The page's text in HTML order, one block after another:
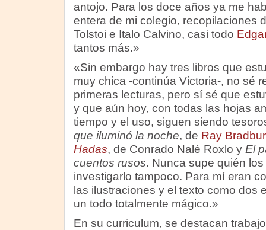
antojo. Para los doce años ya me
entera de mi colegio, recopilaciones
Tolstoi e Italo Calvino, casi todo
tantos más.»
«Sin embargo hay tres libros que
muy chica -continúa Victoria-, no sé
primeras lecturas, pero sí sé que
y que aún hoy, con todas las hojas
tiempo y el uso, siguen siendo
que iluminó la noche, de Ray
Hadas, de Conrado Nalé Roxlo y El
cuentos rusos. Nunca supe quién
investigarlo tampoco. Para mí eran
las ilustraciones y el texto como dos
un todo totalmente mágico.»
En su curriculum, se destacan